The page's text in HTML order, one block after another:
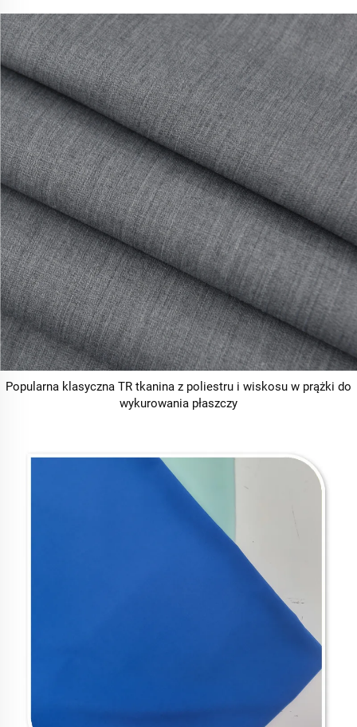
Popularna klasyczna TR tkanina z poliestru i wiskosu w prążki do
wykurowania płaszczy